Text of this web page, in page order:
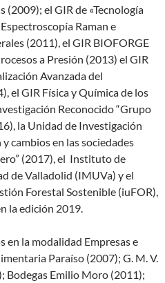
el GIR de «Tecnología
Raman e
(2011), el GIR BIOFORGE
a Presión (2013) el GIR
Avanzada del
el GIR Física y Química de los
Reconocido “Grupo
la Unidad de Investigación
cambios en las sociedades
(2017), el Instituto de
de Valladolid (IMUVa) y el
Forestal Sostenible (iuFOR),
la edición 2019.
en la modalidad Empresas e
Paraíso (2007); G. M. V.
Bodegas Emilio Moro (2011);